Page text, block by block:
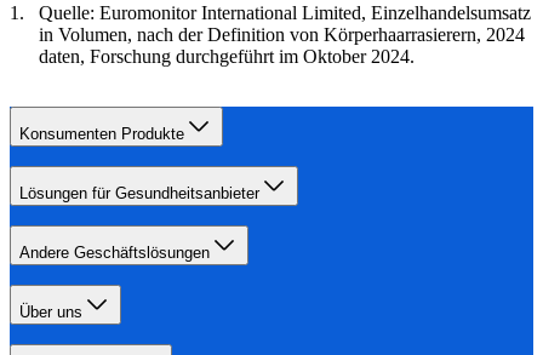
Quelle: Euromonitor International Limited, Einzelhandelsumsatz
in Volumen, nach der Definition von Körperhaarrasierern, 2024
daten, Forschung durchgeführt im Oktober 2024.
Konsumenten Produkte
Lösungen für Gesundheitsanbieter
Andere Geschäftslösungen
Über uns